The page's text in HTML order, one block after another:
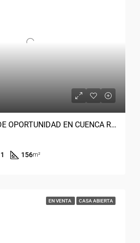
$ 78.000 CASA DE OPORTUNIDAD EN CUENCA RICAURTE
1 156m²
EN VENTA CASA ABIERTA